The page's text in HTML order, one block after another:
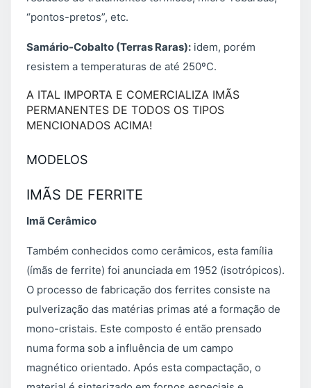
“pontos-pretos”, etc.
Samário-Cobalto (Terras Raras): idem, porém
resistem a temperaturas de até 250ºC.
A ITAL IMPORTA E COMERCIALIZA IMÃS
PERMANENTES DE TODOS OS TIPOS
MENCIONADOS ACIMA!
MODELOS
IMÃS DE FERRITE
Imã Cerâmico
Também conhecidos como cerâmicos, esta família
(ímãs de ferrite) foi anunciada em 1952 (isotrópicos).
O processo de fabricação dos ferrites consiste na
pulverização das matérias primas até a formação de
mono-cristais. Este composto é então prensado
numa forma sob a influência de um campo
magnético orientado. Após esta compactação, o